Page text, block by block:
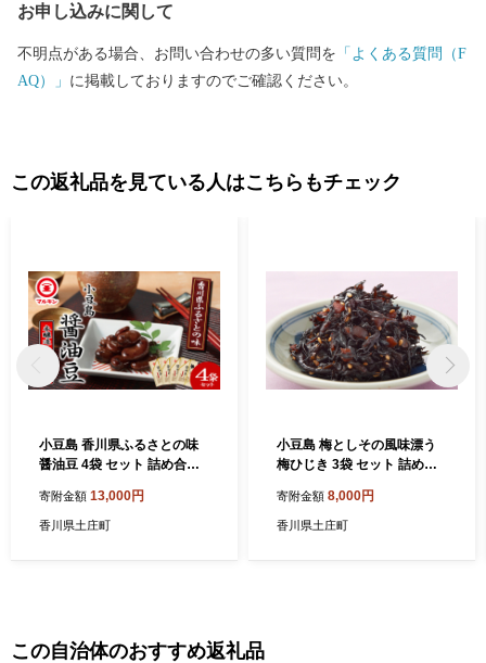
まちづくりのテーマの各事業に対する貴重な財源として活用させ
お申し込みに関して
不明点がある場合、お問い合わせの多い質問を 「よくある質問（F
AQ）」 に掲載しておりますのでご確認ください。
この返礼品を見ている人はこちらもチェック
小豆島 香川県ふるさとの味
醤油豆 4袋 セット 詰め合わ
そら豆 惣菜 副菜 おつまみ つ
まみ 食品 香川 香川県 土庄町
寄附金額 13,000円
香川県土庄町
小豆島 梅としその風味漂う
梅ひじき 3袋 セット 詰め合
のお供 惣菜 副菜 おつまみ つ
まみ つくだ煮 佃煮詰め合わ
寄附金額 8,000円
香川県土庄町
この自治体のおすすめ返礼品